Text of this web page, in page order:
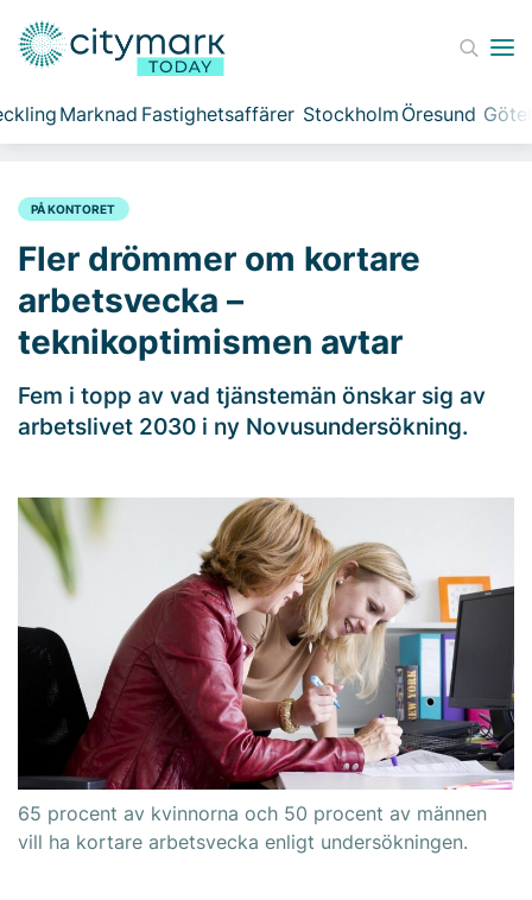
Marknad Fastighetsaffärer Stockholm Öresund
PÅ KONTORET
Fler drömmer om kortare
arbetsvecka –
teknikoptimismen avtar
Fem i topp av vad tjänstemän önskar sig av
arbetslivet 2030 i ny Novusundersökning.
65 procent av kvinnorna och 50 procent av männen
vill ha kortare arbetsvecka enligt undersökningen.